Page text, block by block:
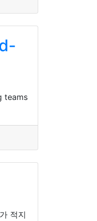
teams
적지